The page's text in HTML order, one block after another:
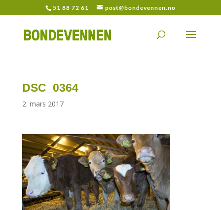
51 88 72 61 post@bondevennen.no
DSC_0364
2. mars 2017